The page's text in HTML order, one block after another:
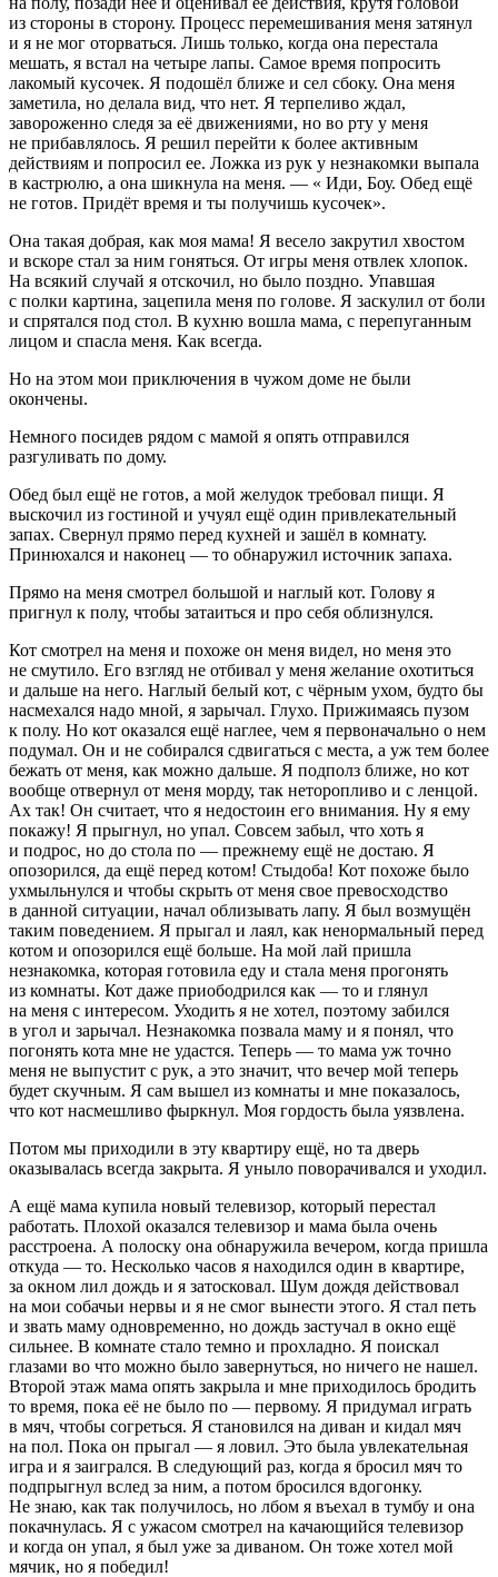
из стороны в сторону. Процесс перемешивания меня затянул
и я не мог оторваться. Лишь только, когда она перестала
мешать, я встал на четыре лапы. Самое время попросить
лакомый кусочек. Я подошёл ближе и сел сбоку. Она меня
заметила, но делала вид, что нет. Я терпеливо ждал,
завороженно следя за её движениями, но во рту у меня
не прибавлялось. Я решил перейти к более активным
действиям и попросил ее. Ложка из рук у незнакомки выпала
в кастрюлю, а она шикнула на меня. — « Иди, Боу. Обед ещё
не готов. Придёт время и ты получишь кусочек».
Она такая добрая, как моя мама! Я весело закрутил хвостом
и вскоре стал за ним гоняться. От игры меня отвлек хлопок.
На всякий случай я отскочил, но было поздно. Упавшая
с полки картина, зацепила меня по голове. Я заскулил от боли
и спрятался под стол. В кухню вошла мама, с перепуганным
лицом и спасла меня. Как всегда.
Но на этом мои приключения в чужом доме не были
окончены.
Немного посидев рядом с мамой я опять отправился
разгуливать по дому.
Обед был ещё не готов, а мой желудок требовал пищи. Я
выскочил из гостиной и учуял ещё один привлекательный
запах. Свернул прямо перед кухней и зашёл в комнату.
Принюхался и наконец — то обнаружил источник запаха.
Прямо на меня смотрел большой и наглый кот. Голову я
пригнул к полу, чтобы затаиться и про себя облизнулся.
Кот смотрел на меня и похоже он меня видел, но меня это
не смутило. Его взгляд не отбивал у меня желание охотиться
и дальше на него. Наглый белый кот, с чёрным ухом, будто бы
насмехался надо мной, я зарычал. Глухо. Прижимаясь пузом
к полу. Но кот оказался ещё наглее, чем я первоначально о нем
подумал. Он и не собирался сдвигаться с места, а уж тем более
бежать от меня, как можно дальше. Я подполз ближе, но кот
вообще отвернул от меня морду, так неторопливо и с ленцой.
Ах так! Он считает, что я недостоин его внимания. Ну я ему
покажу! Я прыгнул, но упал. Совсем забыл, что хоть я
и подрос, но до стола по — прежнему ещё не достаю. Я
опозорился, да ещё перед котом! Стыдоба! Кот похоже было
ухмыльнулся и чтобы скрыть от меня свое превосходство
в данной ситуации, начал облизывать лапу. Я был возмущён
таким поведением. Я прыгал и лаял, как ненормальный перед
котом и опозорился ещё больше. На мой лай пришла
незнакомка, которая готовила еду и стала меня прогонять
из комнаты. Кот даже приободрился как — то и глянул
на меня с интересом. Уходить я не хотел, поэтому забился
в угол и зарычал. Незнакомка позвала маму и я понял, что
погонять кота мне не удастся. Теперь — то мама уж точно
меня не выпустит с рук, а это значит, что вечер мой теперь
будет скучным. Я сам вышел из комнаты и мне показалось,
что кот насмешливо фыркнул. Моя гордость была уязвлена.
Потом мы приходили в эту квартиру ещё, но та дверь
оказывалась всегда закрыта. Я уныло поворачивался и уходил.
А ещё мама купила новый телевизор, который перестал
работать. Плохой оказался телевизор и мама была очень
расстроена. А полоску она обнаружила вечером, когда пришла
откуда — то. Несколько часов я находился один в квартире,
за окном лил дождь и я затосковал. Шум дождя действовал
на мои собачьи нервы и я не смог вынести этого. Я стал петь
и звать маму одновременно, но дождь застучал в окно ещё
сильнее. В комнате стало темно и прохладно. Я поискал
глазами во что можно было завернуться, но ничего не нашел.
Второй этаж мама опять закрыла и мне приходилось бродить
то время, пока её не было по — первому. Я придумал играть
в мяч, чтобы согреться. Я становился на диван и кидал мяч
на пол. Пока он прыгал — я ловил. Это была увлекательная
игра и я заигрался. В следующий раз, когда я бросил мяч то
подпрыгнул вслед за ним, а потом бросился вдогонку.
Не знаю, как так получилось, но лбом я въехал в тумбу и она
покачнулась. Я с ужасом смотрел на качающийся телевизор
и когда он упал, я был уже за диваном. Он тоже хотел мой
мячик, но я победил!